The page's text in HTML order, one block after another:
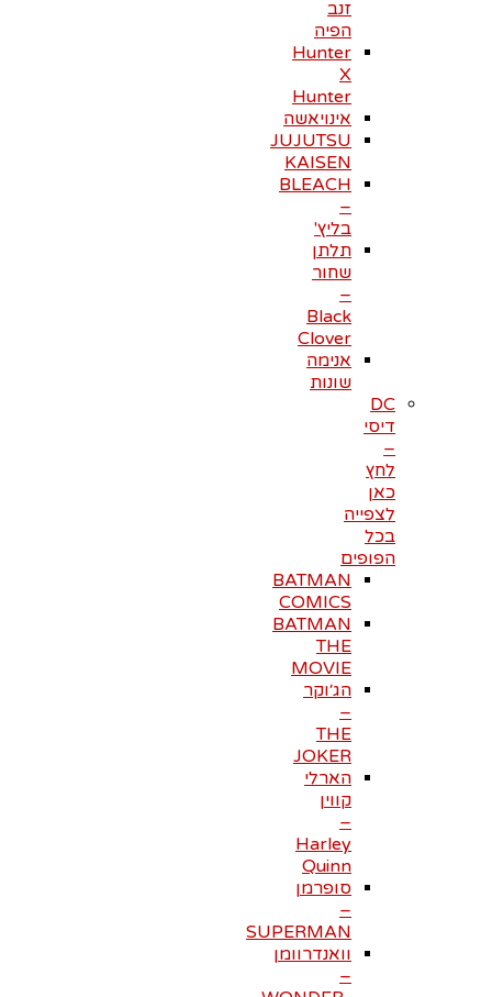
זנב
הפיה
Hunter
X
Hunter
אינויאשה
JUJUTSU
KAISEN
BLEACH
–
בליץ'
תלתן
שחור
–
Black
Clover
אנימה
שונות
DC
דיסי
–
לחץ
כאן
לצפייה
בכל
הפופים
BATMAN
COMICS
BATMAN
THE
MOVIE
הג׳וקר
–
THE
JOKER
הארלי
קווין
–
Harley
Quinn
סופרמן
–
SUPERMAN
וואנדרוומן
–